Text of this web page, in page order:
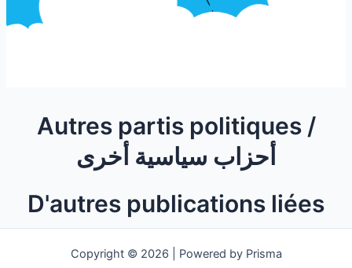
Autres partis politiques /
أحزاب سياسية أخرى
D'autres publications liées
Copyright © 2026 | Powered by Prisma